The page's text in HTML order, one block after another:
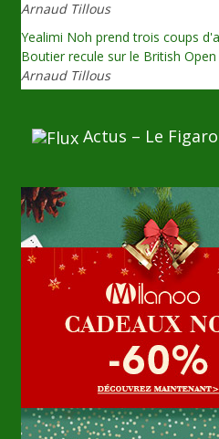
Arnaud Tillous
Yealimi Noh prend trois coups
Boutier recule sur le British Open
Arnaud Tillous
Actus – Le